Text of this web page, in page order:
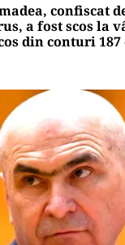
confiscat
a fost scos la
din conturi